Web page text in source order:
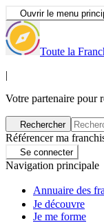
Ouvrir le menu
Toute la
|
Votre partenaire pour
Rechercher
Référencer ma
Se connecter
Navigation principale
Annuaire des
Je découvre
Je me forme